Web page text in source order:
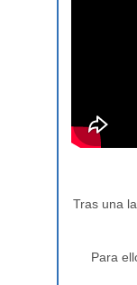
Tras una
Para